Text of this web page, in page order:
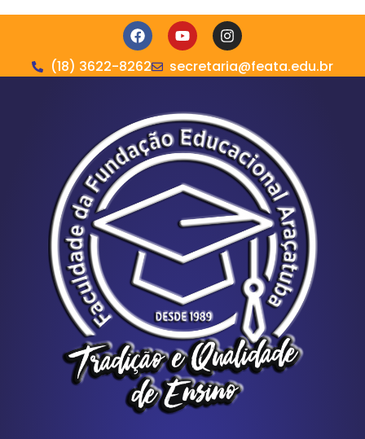
(18) 3622-8262 secretaria@feata.edu.br